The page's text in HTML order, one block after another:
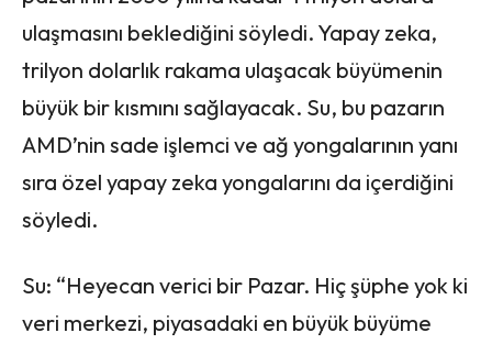
ulaşmasını beklediğini söyledi. Yapay zeka,
trilyon dolarlık rakama ulaşacak büyümenin
büyük bir kısmını sağlayacak. Su, bu pazarın
AMD’nin sade işlemci ve ağ yongalarının yanı
sıra özel yapay zeka yongalarını da içerdiğini
söyledi.
Su: “Heyecan verici bir Pazar. Hiç şüphe yok ki
veri merkezi, piyasadaki en büyük büyüme